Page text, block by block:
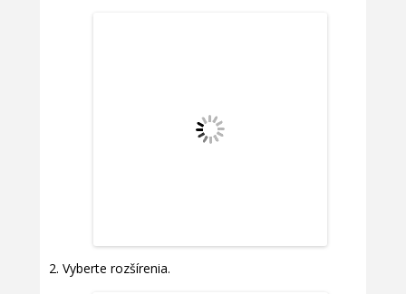
Vyberte rozšírenia.